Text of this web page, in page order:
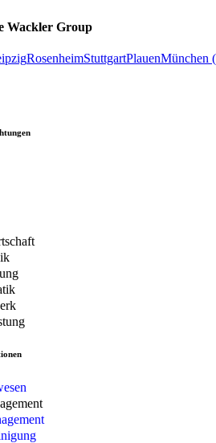
Wackler Group
RosenheimStuttgartPlauenMünchen